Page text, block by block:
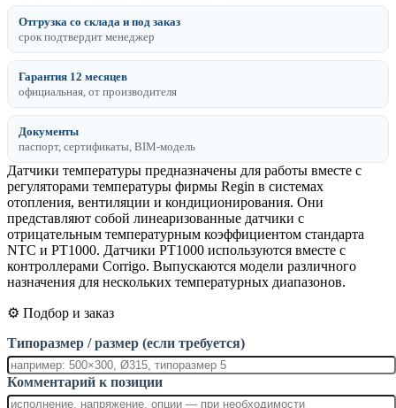
Отгрузка со склада и под заказ
срок подтвердит менеджер
Гарантия 12 месяцев
официальная, от производителя
Документы
паспорт, сертификаты, BIM-модель
Датчики температуры предназначены для работы вместе с
регуляторами температуры фирмы Regin в системах
отопления, вентиляции и кондиционирования. Они
представляют собой линеаризованные датчики с
отрицательным температурным коэффициентом стандарта
NTC и PT1000. Датчики PT1000 используются вместе с
контроллерами Corrigo. Выпускаются модели различного
назначения для нескольких температурных диапазонов.
⚙️ Подбор и заказ
Типоразмер / размер (если требуется)
Комментарий к позиции